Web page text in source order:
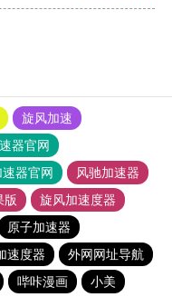
旋风加速
器官网
器官网
风驰加速器
版
旋风加速度器
原子加速器
速度器
外网网址导航
哔咔漫画
小美